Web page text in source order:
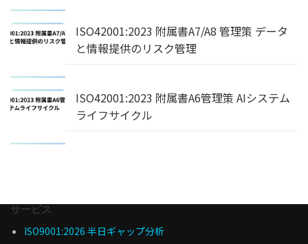
ISO42001:2023 附属書A7/A8 管理策 データ
と情報提供のリスク管理
ISO42001:2023 附属書A6管理策 AIシステム
ライフサイクル
サービス
ISO9001:2026 半日ギャップ分析